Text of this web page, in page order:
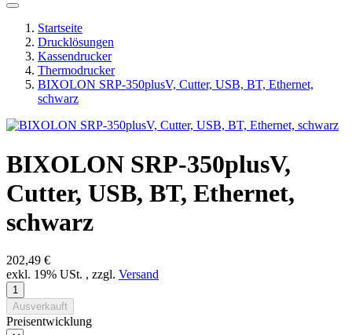
Startseite
Drucklösungen
Kassendrucker
Thermodrucker
BIXOLON SRP-350plusV, Cutter, USB, BT, Ethernet,
schwarz
BIXOLON SRP-350plusV,
Cutter, USB, BT, Ethernet,
schwarz
202,49 €
exkl. 19% USt. , zzgl. Versand
Ausverkauft
Preisentwicklung